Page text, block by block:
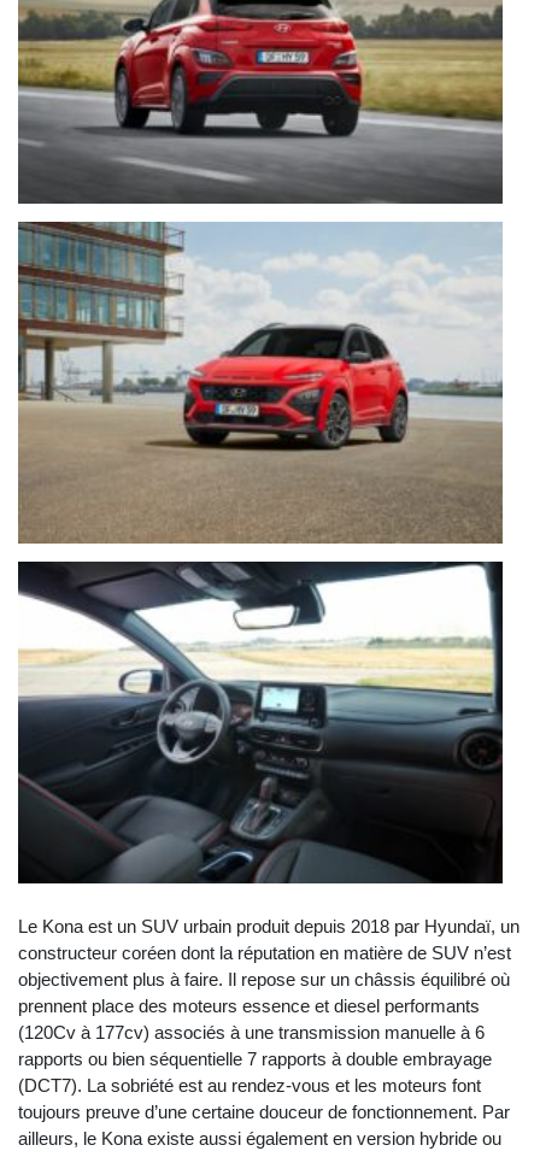
Le Kona est un SUV urbain produit depuis 2018 par Hyundaï, un
constructeur coréen dont la réputation en matière de SUV n’est
objectivement plus à faire. Il repose sur un châssis équilibré où
prennent place des moteurs essence et diesel performants
(120Cv à 177cv) associés à une transmission manuelle à 6
rapports ou bien séquentielle 7 rapports à double embrayage
(DCT7). La sobriété est au rendez-vous et les moteurs font
toujours preuve d’une certaine douceur de fonctionnement. Par
ailleurs, le Kona existe aussi également en version hybride ou